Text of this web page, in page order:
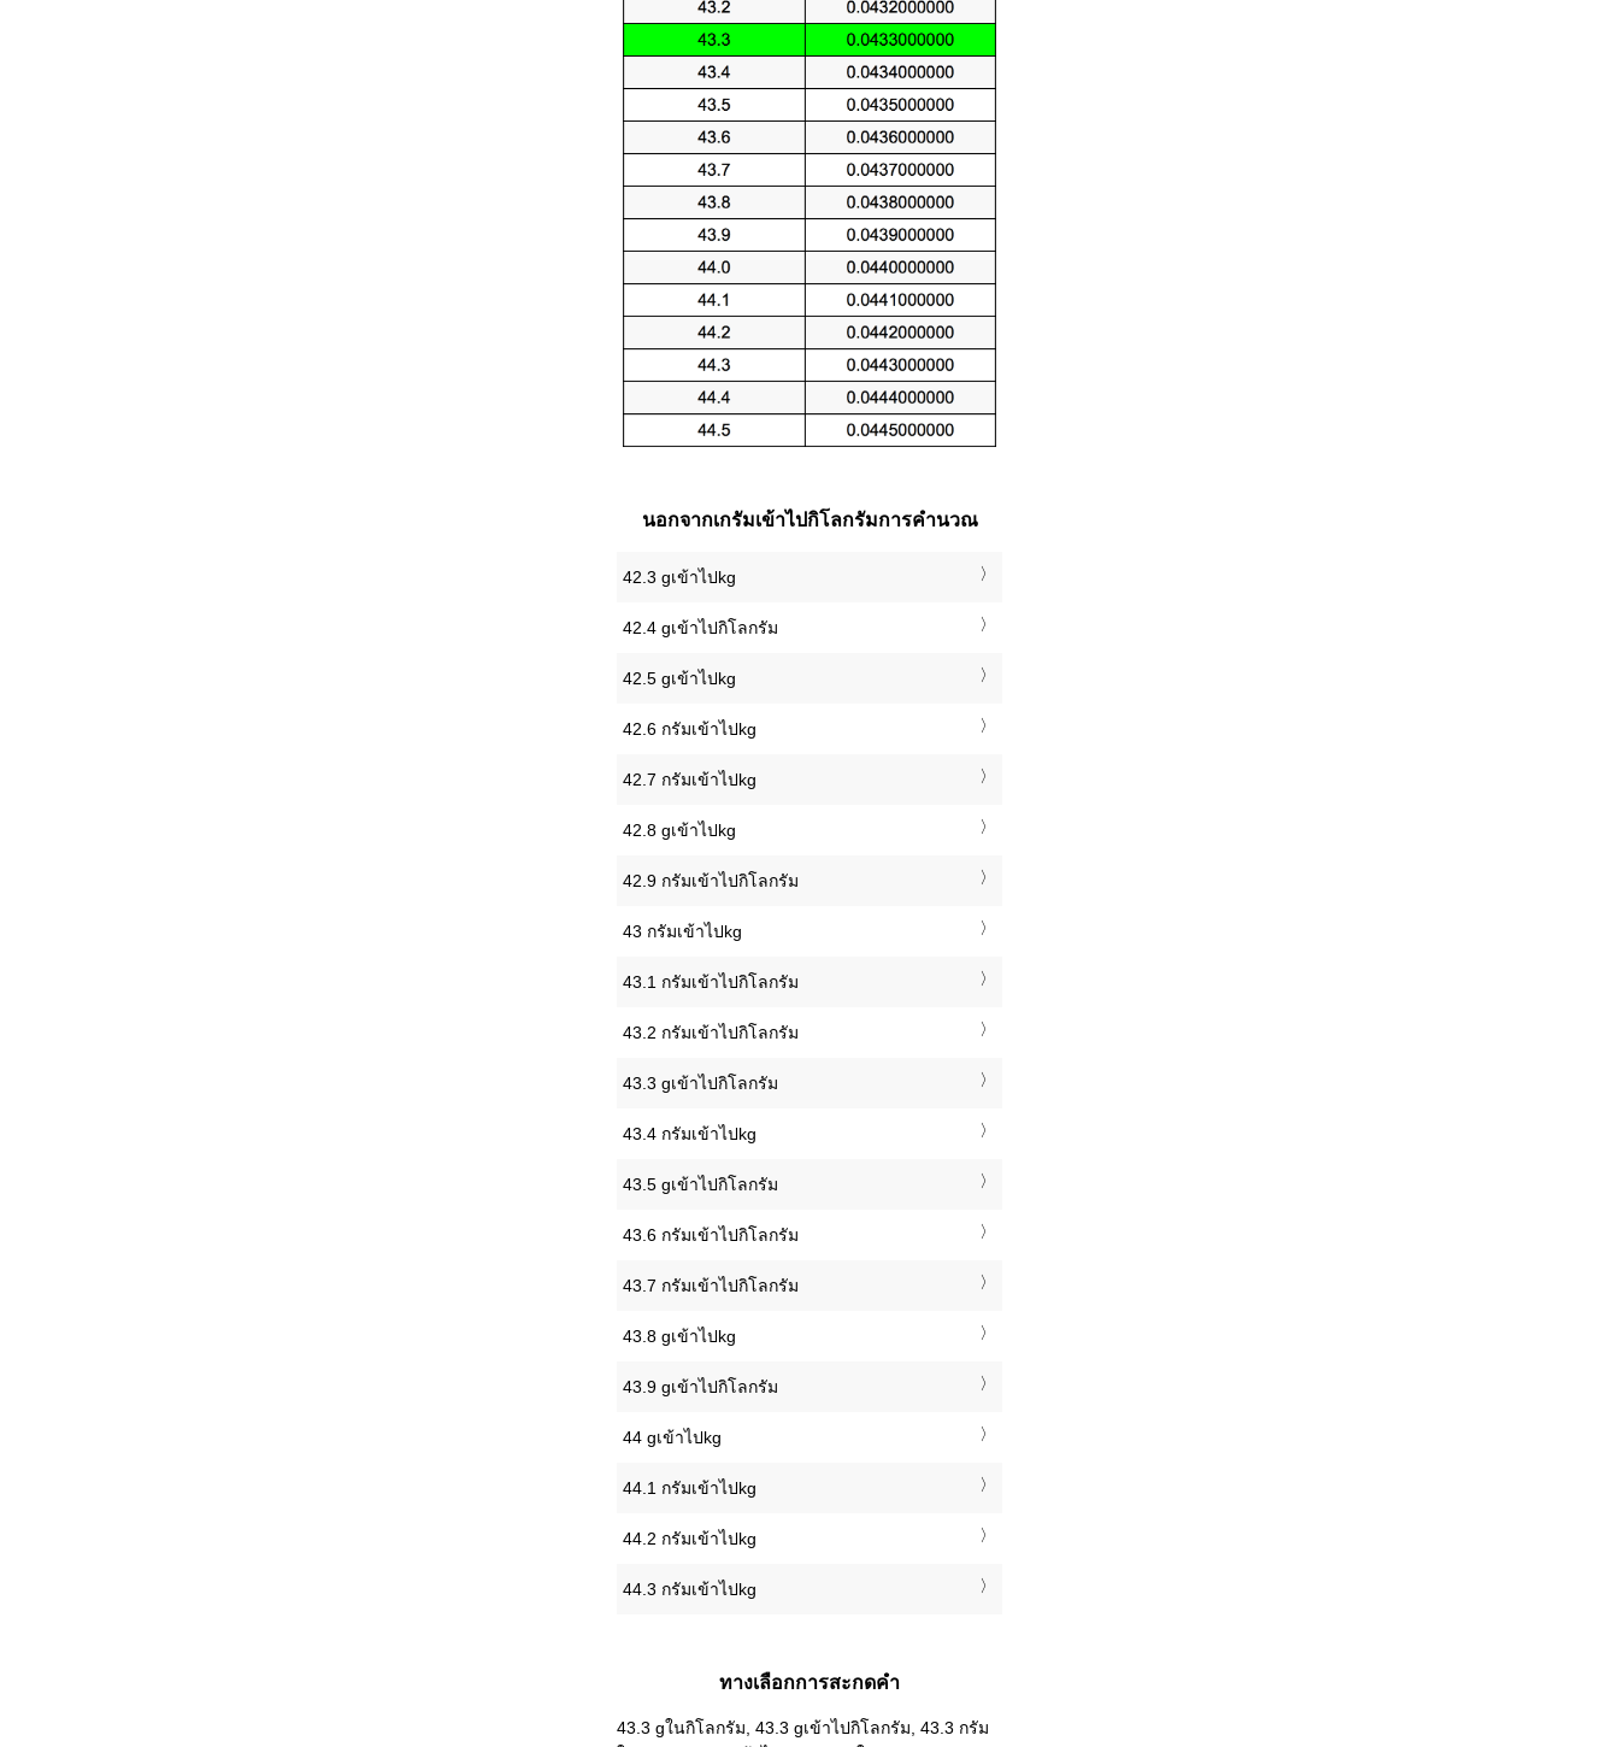
นอกจากเกรัมเข้าไปกิโลกรัมการคำนวณ
42.3 gเข้าไปkg
42.4 gเข้าไปกิโลกรัม
42.5 gเข้าไปkg
42.6 กรัมเข้าไปkg
42.7 กรัมเข้าไปkg
42.8 gเข้าไปkg
42.9 กรัมเข้าไปกิโลกรัม
43 กรัมเข้าไปkg
43.1 กรัมเข้าไปกิโลกรัม
43.2 กรัมเข้าไปกิโลกรัม
43.3 gเข้าไปกิโลกรัม
43.4 กรัมเข้าไปkg
43.5 gเข้าไปกิโลกรัม
43.6 กรัมเข้าไปกิโลกรัม
43.7 กรัมเข้าไปกิโลกรัม
43.8 gเข้าไปkg
43.9 gเข้าไปกิโลกรัม
44 gเข้าไปkg
44.1 กรัมเข้าไปkg
44.2 กรัมเข้าไปkg
44.3 กรัมเข้าไปkg
ทางเลือกการสะกดคำ
43.3 gในกิโลกรัม, 43.3 gเข้าไปกิโลกรัม, 43.3 กรัม